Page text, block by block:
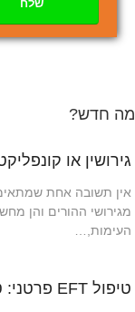
שלח
מה חדש?
גירושין או
אין תשובה אחת
מגירושי ההורים והן
העימות,…
טיפול EFT פרטני: טיפול אישי ממוקד רגש (EFIT)